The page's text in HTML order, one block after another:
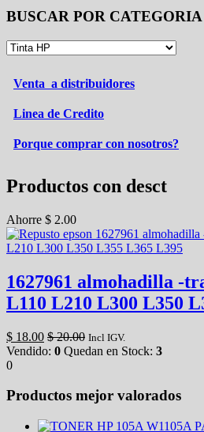
BUSCAR POR CATEGORIA
Venta a distribuidores
Linea de Credito
Porque comprar con nosotros?
Productos con desct
Ahorre $ 2.00
1627961 almohadilla -
L110 L210 L300 L350
$ 18.00 $20.00 Incl IGV.
Vendido: 0 Quedan en Stock: 3
0
Productos mejor valorados